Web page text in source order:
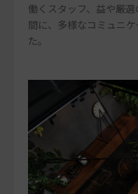
働くスタッフ、益や厳
間に、多様なコミュニ
た。